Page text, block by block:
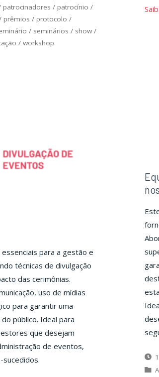
patrocinadores / patrocínio /
prêmios / protocolo /
/ seminários / show/
/ workshop
para a gestão e
técnicas de divulgação
das cerimônias.
uso de mídias
para garantir uma
público. Ideal para
que desejam
de eventos,